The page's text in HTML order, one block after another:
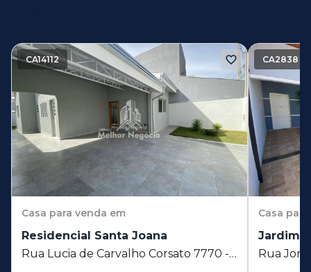
CA14112
Casa para venda em
Residencial Santa Joana
Rua Lucia de Carvalho Corsato 7770 -
CA2838
Casa
Jardim
Rua